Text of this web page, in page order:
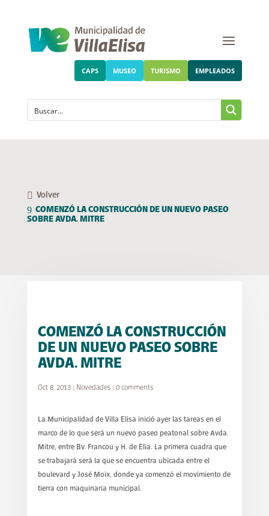
CAPS MUSEO TURISMO EMPLEADOS
Volver
COMENZÓ LA CONSTRUCCIÓN DE UN NUEVO PASEO
SOBRE AVDA. MITRE
COMENZÓ LA CONSTRUCCIÓN
DE UN NUEVO PASEO SOBRE
AVDA. MITRE
Oct 8, 2013| Novedades| 0 comments
La Municipalidad de Villa Elisa inició ayer las tareas en el
marco de lo que será un nuevo paseo peatonal sobre Avda.
Mitre, entre Bv. Francou y H. de Elía. La primera cuadra que
se trabajará será la que se encuentra ubicada entre el
boulevard y José Moix, donde ya comenzó el movimiento de
tierra con maquinaria municipal.